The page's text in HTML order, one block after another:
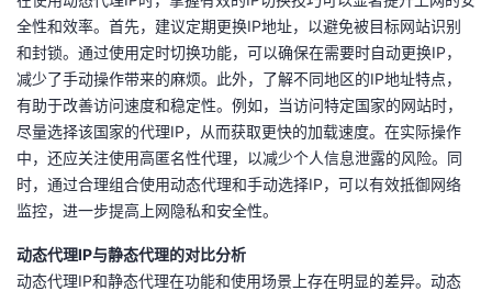
我
的
课
程
我
的
认
我
的
验
我
收
的
技
术
支
持
我
的
云
声
建
议
全性和效率。首先，建议定期更换IP地址，以避免被目标网站识别
和封锁。通过使用定时切换功能，可以确保在需要时自动更换IP，
减少了手动操作带来的麻烦。此外，了解不同地区的IP地址特点，
有助于改善访问速度和稳定性。例如，当访问特定国家的网站时，
尽量选择该国家的代理IP，从而获取更快的加载速度。在实际操作
中，还应关注使用高匿名性代理，以减少个人信息泄露的风险。同
时，通过合理组合使用动态代理和手动选择IP，可以有效抵御网络
监控，进一步提高上网隐私和安全性。
动态代理IP与静态代理的对比分析
动态代理IP和静态代理在功能和使用场景上存在明显的差异。动态